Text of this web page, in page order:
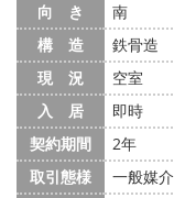
向 き
南
構 造
鉄骨造
現 況
空室
入 居
即時
契約期間
2年
取引態様
一般媒介